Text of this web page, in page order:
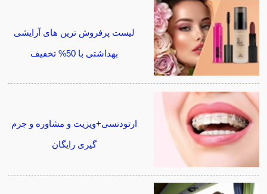
لیست پرفروش ترین های آرایشی
بهداشتی با 50% تخفیف
ارتودنسی+ویزیت و مشاوره و جرم
گیری رایگان